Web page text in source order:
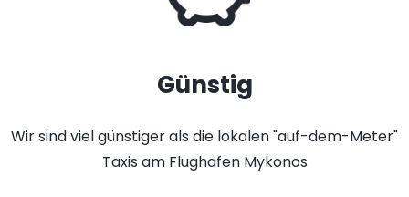
Günstig
Wir sind viel günstiger als die lokalen "auf-dem-Meter"
Taxis am Flughafen Mykonos